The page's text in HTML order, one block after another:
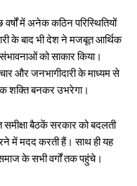
में अनेक कठिन परिस्थितियों
के बाद भी देश ने मजबूत आर्थिक
को साकार किया।
और जनभागीदारी के माध्यम से
शक्ति बनकर उभरेगा।
समीक्षा बैठकें सरकार को बदलती
में मदद करती हैं। साथ ही यह
के सभी वर्गों तक पहुंचे।